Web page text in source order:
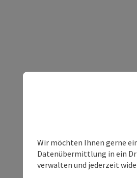
Wir möchten Ihnen gerne
Datenübermittlung in ein
verwalten und jederzeit